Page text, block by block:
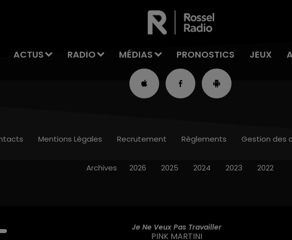
ACTUS RADIO MÉDIAS PRONOSTICS JEUX
(i Can't Get No) Satisfaction
THE ROLLING STONES
Mentions Légales Recrutement Règlements Gestion des
Archives 2026 2025 2024 2023 2022